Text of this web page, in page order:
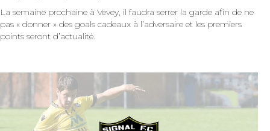
La semaine prochaine à Vevey, il faudra serrer la garde afin de ne
pas « donner » des goals cadeaux à l’adversaire et les premiers
points seront d’actualité.